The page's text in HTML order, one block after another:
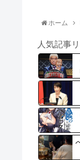
ホーム
人気記事